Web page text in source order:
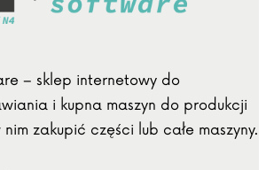
– sklep internetowy do
i kupna maszyn do produkcji
zakupić części lub całe maszyny.